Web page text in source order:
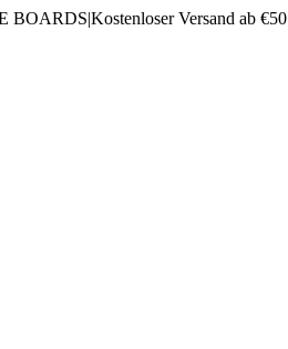
BOARDS|Kostenloser Versand ab €50